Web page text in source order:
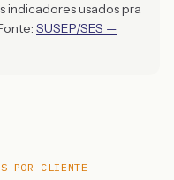
indicadores usados pra
SUSEP/SES —
POR CLIENTE